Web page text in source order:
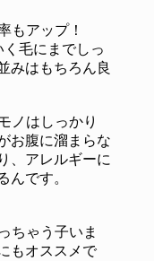
もアップ！
毛にまでしっ
みはもちろん良
ノはしっかり
お腹に溜まらな
、アレルギーに
んです。
ちゃう子いま
もオススメで